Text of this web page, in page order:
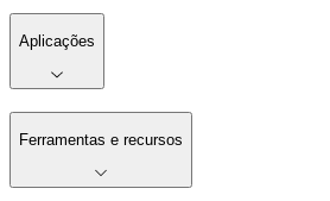
Aplicações
Ferramentas e recursos